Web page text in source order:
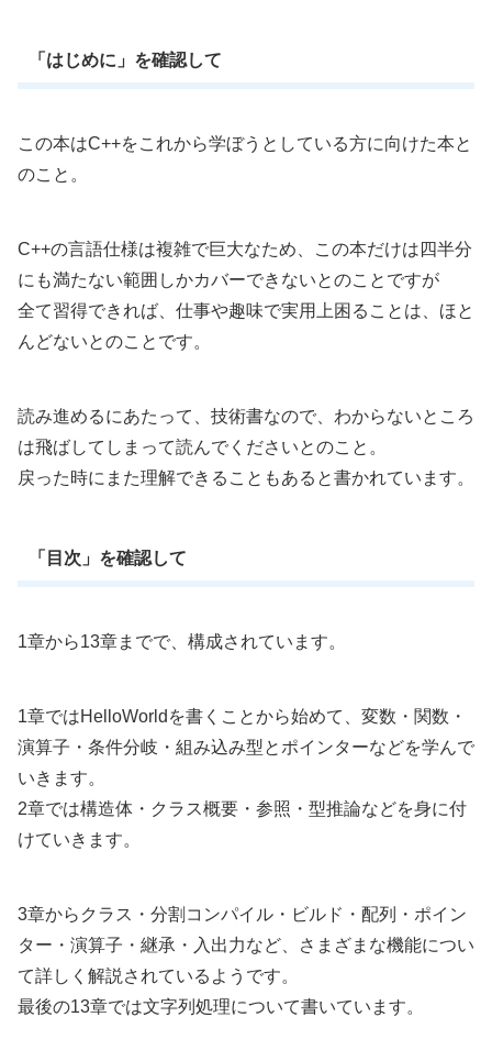
「はじめに」を確認して
この本はC++をこれから学ぼうとしている方に向けた本と
のこと。
C++の言語仕様は複雑で巨大なため、この本だけは四半分
にも満たない範囲しかカバーできないとのことですが
全て習得できれば、仕事や趣味で実用上困ることは、ほと
んどないとのことです。
読み進めるにあたって、技術書なので、わからないところ
は飛ばしてしまって読んでくださいとのこと。
戻った時にまた理解できることもあると書かれています。
「目次」を確認して
1章から13章までで、構成されています。
1章ではHelloWorldを書くことから始めて、変数・関数・
演算子・条件分岐・組み込み型とポインターなどを学んで
いきます。
2章では構造体・クラス概要・参照・型推論などを身に付
けていきます。
3章からクラス・分割コンパイル・ビルド・配列・ポイン
ター・演算子・継承・入出力など、さまざまな機能につい
て詳しく解説されているようです。
最後の13章では文字列処理について書いています。